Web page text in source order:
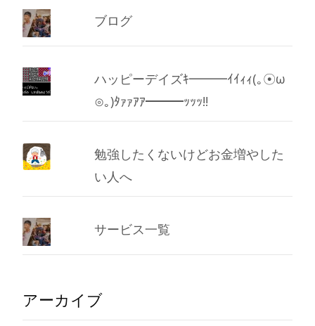
ブログ
ハッピーデイズｷ━━━ｲｲｨｨ(｡☉ω
⊙｡)ﾀｧｧｱｱ━━━ｯｯｯ!!
勉強したくないけどお金増やした
い人へ
サービス一覧
アーカイブ